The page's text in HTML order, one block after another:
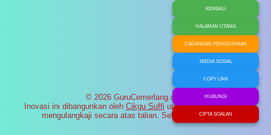
© 2026 GuruCemerlang.com
Inovasi ini dibangunkan oleh Cikgu Suffi untuk membantu murid
mengulangkaji secara atas talian. Selamat maju jaya!
KEMBALI
HALAMAN UTAMA
CADANGAN PENGGUNAAN
MEDIA SOSIAL
COPY LINK
HUBUNGI
CIPTA SOALAN